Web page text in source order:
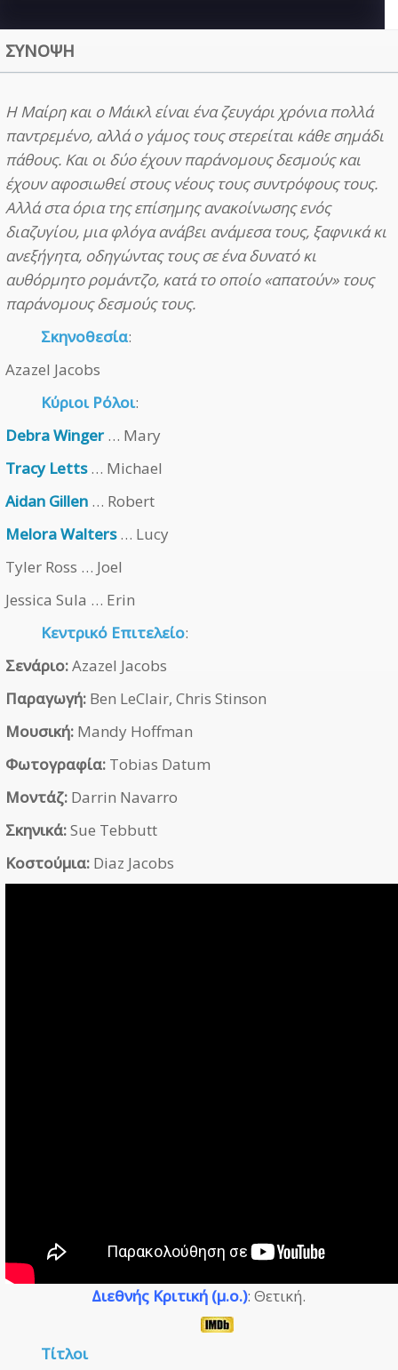
ΣΥΝΟΨΗ
Η Μαίρη και ο Μάικλ είναι ένα ζευγάρι χρόνια πολλά
παντρεμένο, αλλά ο γάμος τους στερείται κάθε σημάδι
πάθους. Και οι δύο έχουν παράνομους δεσμούς και
έχουν αφοσιωθεί στους νέους τους συντρόφους τους.
Αλλά στα όρια της επίσημης ανακοίνωσης ενός
διαζυγίου, μια φλόγα ανάβει ανάμεσα τους, ξαφνικά κι
ανεξήγητα, οδηγώντας τους σε ένα δυνατό κι
αυθόρμητο ρομάντζο, κατά το οποίο «απατούν» τους
παράνομους δεσμούς τους.
Σκηνοθεσία:
Azazel Jacobs
Κύριοι Ρόλοι:
Debra Winger … Mary
Tracy Letts… Michael
Aidan Gillen … Robert
Melora Walters… Lucy
Tyler Ross … Joel
Jessica Sula … Erin
Κεντρικό Επιτελείο:
Σενάριο:Azazel Jacobs
Παραγωγή: Ben LeClair, Chris Stinson
Μουσική: Mandy Hoffman
Φωτογραφία: Tobias Datum
Μοντάζ: Darrin Navarro
Σκηνικά:Sue Tebbutt
Κοστούμια: Diaz Jacobs
Διεθνής Κριτική (μ.ο.): Θετική.
Τίτλοι